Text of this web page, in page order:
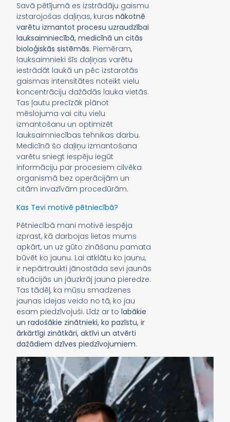
Savā pētījumā es izstrādāju gaismu
izstarojošas daļiņas, kurasnākotnē
varētu izmantot procesu uzraudzībai
lauksaimniecībā, medicīnā un citās
bioloģiskās sistēmās. Piemēram,
lauksaimnieki šīs daļiņas varētu
iestrādāt laukā un pēc izstarotās
gaismas intensitātes noteikt vielu
koncentrāciju dažādās lauka vietās.
Tas ļautu precīzāk plānot
mēslojuma vai citu vielu
izmantošanu un optimizēt
lauksaimniecības tehnikas darbu.
Medicīnā šo daļiņu izmantošana
varētu sniegt iespēju iegūt
informāciju par procesiem cilvēka
organismā bez operācijām un
citām invazīvām procedūrām.
Kas Tevi motivē pētniecībā?
Pētniecībā mani motivē iespēja
izprast, kā darbojas lietas mums
apkārt, un uz gūto zināšanu pamata
būvēt ko jaunu. Lai atklātu ko jaunu,
ir nepārtraukti jānostāda sevi jaunās
situācijās un jāuzkrāj jauna pieredze.
Tas tādēļ, ka mūsu smadzenes
jaunas idejas veido no tā, ko jau
esam piedzīvojuši. Līdz ar tolabākie
un radošākie zinātnieki, ko pazīstu, ir
ārkārtīgi zinātkāri, aktīvi un atvērti
dažādiem dzīves piedzīvojumiem.